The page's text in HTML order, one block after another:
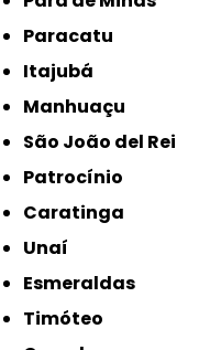
Paracatu
Itajubá
Manhuaçu
São João del Rei
Patrocínio
Caratinga
Unaí
Esmeraldas
Timóteo